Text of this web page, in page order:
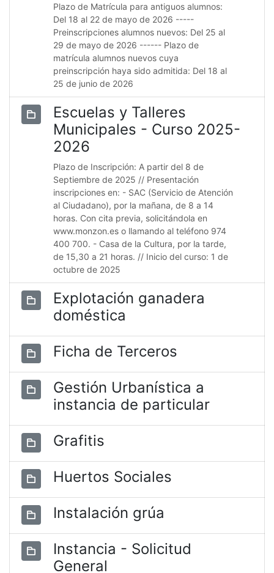
Plazo de Matrícula para antiguos alumnos:
Del 18 al 22 de mayo de 2026 -----
Preinscripciones alumnos nuevos: Del 25 al
29 de mayo de 2026 ------ Plazo de
matrícula alumnos nuevos cuya
preinscripción haya sido admitida: Del 18 al
25 de junio de 2026
Escuelas y Talleres
Municipales - Curso 2025-
2026
Plazo de Inscripción: A partir del 8 de
Septiembre de 2025 // Presentación
inscripciones en: - SAC (Servicio de Atención
al Ciudadano), por la mañana, de 8 a 14
horas. Con cita previa, solicitándola en
www.monzon.es o llamando al teléfono 974
400 700. - Casa de la Cultura, por la tarde,
de 15,30 a 21 horas. // Inicio del curso: 1 de
octubre de 2025
Explotación ganadera
doméstica
Ficha de Terceros
Gestión Urbanística a
instancia de particular
Grafitis
Huertos Sociales
Instalación grúa
Instancia - Solicitud
General